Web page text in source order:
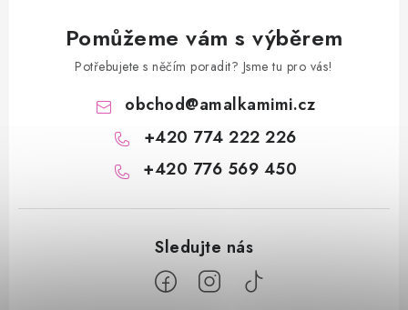
Pomůžeme vám s výběrem
Potřebujete s něčím poradit? Jsme tu pro vás!
obchod@amalkamimi.cz
+420 774 222 226
+420 776 569 450